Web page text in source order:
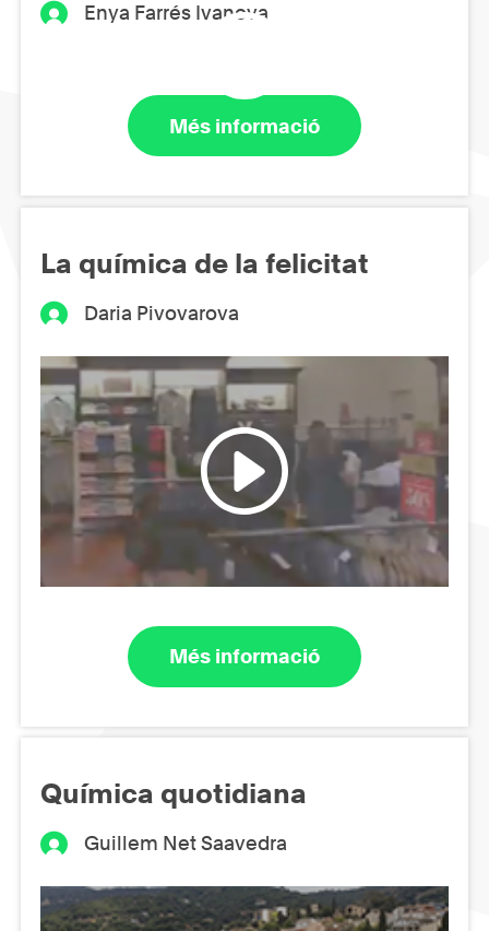
Enya Farrés Ivanova
Més informació
La química de la felicitat
Daria Pivovarova
Més informació
Química quotidiana
Guillem Net Saavedra